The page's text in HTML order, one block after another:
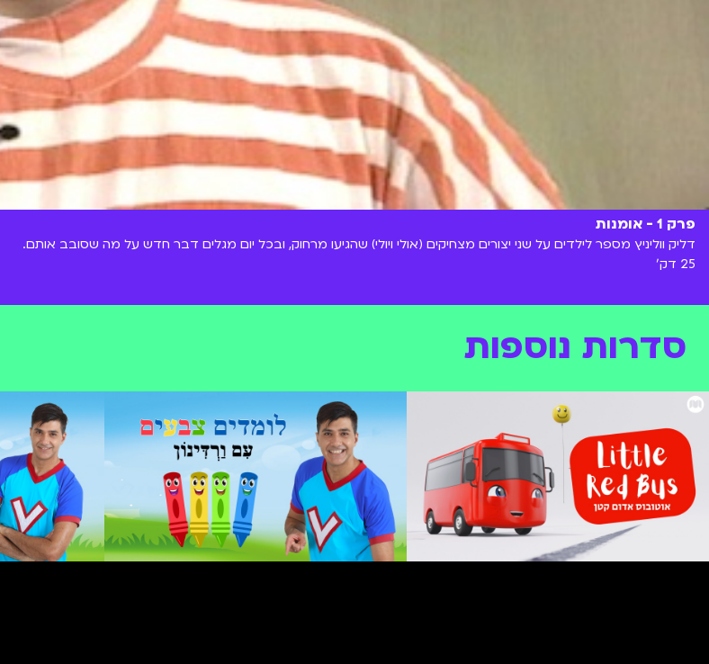
פרק 1 - אומנות
דליק ווליניץ מספר לילדים על שני יצורים מצחיקים (אולי ויולי) שהגיעו מרחוק, ובכל יום מגלים דבר חדש על מה שסובב אותם.
25 דק'
סדרות נוספות